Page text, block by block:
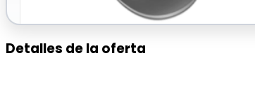
Detalles de la oferta